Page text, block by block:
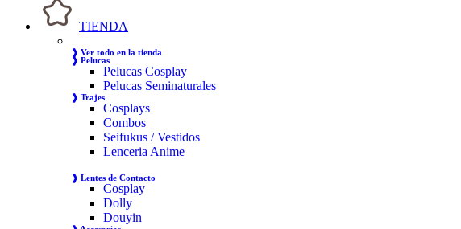
TIENDA
❱ Ver todo en la tienda
❱ Pelucas
Pelucas Cosplay
Pelucas Seminaturales
❱ Trajes
Cosplays
Combos
Seifukus / Vestidos
Lenceria Anime
❱ Lentes de Contacto
Cosplay
Dolly
Douyin